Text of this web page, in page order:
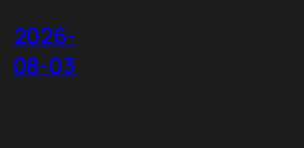
2026-
08-03